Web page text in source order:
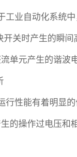
工业自动化系统
关时产生的瞬
单元产生的谐波
行性能有着明显
的操作过电压和